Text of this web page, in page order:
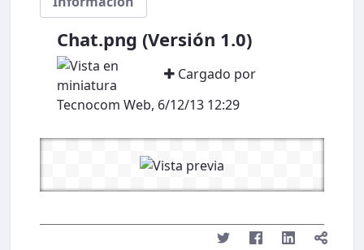
Chat.png (Versión 1.0)
Cargado por
Tecnocom Web, 6/12/13 12:29